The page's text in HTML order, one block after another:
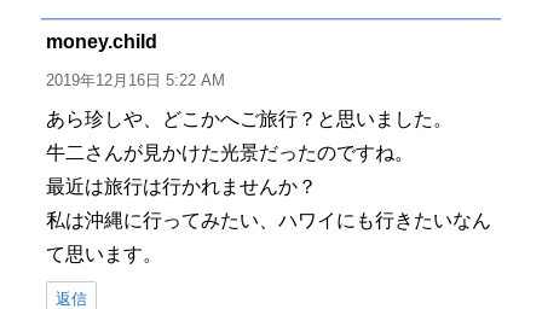
money.child
り:
2019年12月16日 5:22 AM
あら珍しや、どこかへご旅行？と思いました。
牛二さんが見かけた光景だったのですね。
最近は旅行は行かれませんか？
私は沖縄に行ってみたい、ハワイにも行きたいなん
て思います。
返信